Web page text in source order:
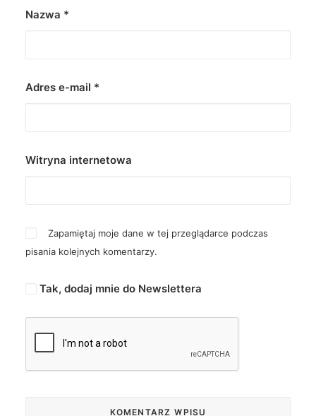
Nazwa *
Adres e-mail *
Witryna internetowa
Zapamiętaj moje dane w tej przeglądarce podczas
pisania kolejnych komentarzy.
Tak, dodaj mnie do Newslettera